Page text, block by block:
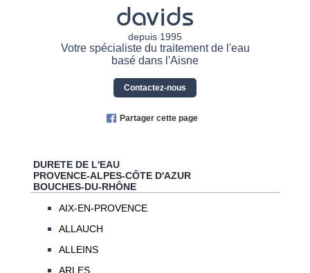
davids
depuis 1995
Votre spécialiste du traitement de l'eau
basé dans l'Aisne
Contactez-nous
Partager cette page
DURETE DE L'EAU
PROVENCE-ALPES-CÔTE D'AZUR
BOUCHES-DU-RHÔNE
AIX-EN-PROVENCE
ALLAUCH
ALLEINS
ARLES